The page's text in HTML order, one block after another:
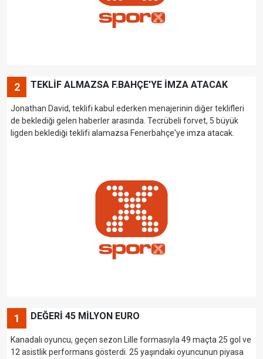
2 TEKLİF ALMAZSA F.BAHÇE'YE İMZA ATACAK
Jonathan David, teklifi kabul ederken menajerinin diğer teklifleri
de beklediği gelen haberler arasında. Tecrübeli forvet, 5 büyük
ligden beklediği teklifi alamazsa Fenerbahçe'ye imza atacak.
1 DEĞERİ 45 MİLYON EURO
Kanadalı oyuncu, geçen sezon Lille formasıyla 49 maçta 25 gol ve
12 asistlik performans gösterdi. 25 yaşındaki oyuncunun piyasa